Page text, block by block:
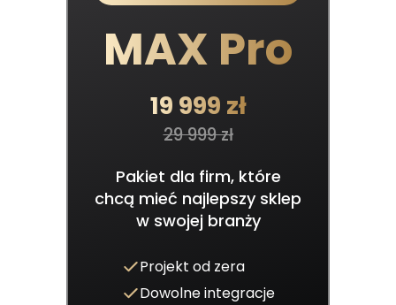
MAX Pro
19 999 zł
29 999 zł
Pakiet dla firm, które
chcą mieć najlepszy sklep
w swojej branży
Projekt od zera
Dowolne integracje